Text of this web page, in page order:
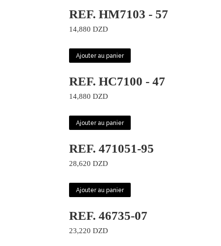
REF. HM7103 - 57
14,880 DZD
Ajouter au panier
REF. HC7100 - 47
14,880 DZD
Ajouter au panier
REF. 471051-95
28,620 DZD
Ajouter au panier
REF. 46735-07
23,220 DZD